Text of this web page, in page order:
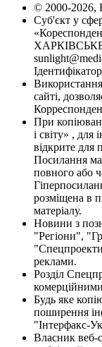
© 2000-2026,
Суб'єкт у
ХАРКІВСЬКЕ
сайті,
При
і світу» , для
відкрите для
Посилання
повного або
розміщена в
матеріалу.
Новини з
"Регіони",
реклами.
Розділ
Будь яке
поширення
"Інтерфакс-
Власник веб-